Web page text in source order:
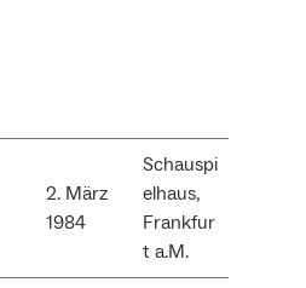
2. März
1984
Schauspi
elhaus,
Frankfur
t a.M.